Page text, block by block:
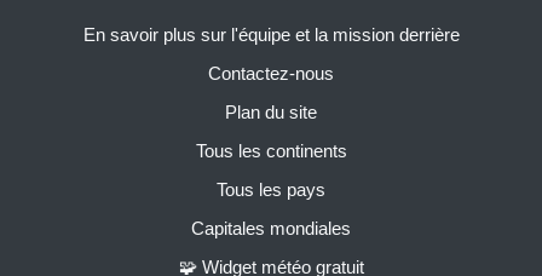
En savoir plus sur l'équipe et la mission derrière
Contactez-nous
Plan du site
Tous les continents
Tous les pays
Capitales mondiales
🧩 Widget météo gratuit